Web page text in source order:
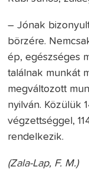
– Jónak
börzére.
ép, egészséges
találnak munkát
megváltozott
nyilván. Közülük
végzettséggel,
rendelkezik.
(Zala-Lap, F. M.)